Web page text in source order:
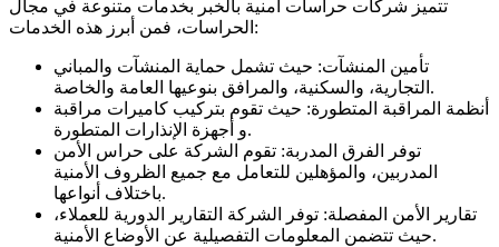
تتميز شركات حراسات أمنية بالخبر بخدمات متنوعة في مجال
الحراسات، فمن أبرز هذه الخدمات:
تأمين المنشآت: حيث تشمل حماية المنشآت والمباني
التجارية، والسكنية، والمرافق بنوعيها العامة والخاصة.
أنظمة المراقبة المتطورة: حيث تقوم بتركيب كاميرات مراقبة
و أجهزة الإنذارات المتطورة.
توفر الفرق المدربة: تقوم الشركة على حراس الأمن
المدربين، والمؤهلين للتعامل مع جميع الظروف الأمنية
باختلاف أنواعها.
تقارير الأمن المفصلة: توفر الشركة التقارير الدورية للعملاء،
حيث تتضمن المعلومات التفصيلية عن الأوضاع الأمنية.